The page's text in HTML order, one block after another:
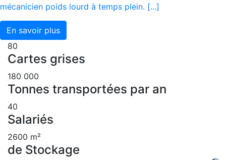
mécanicien poids lourd à temps plein. [...]
En savoir plus
80
Cartes grises
180 000
Tonnes transportées par an
40
Salariés
2600 m²
de Stockage